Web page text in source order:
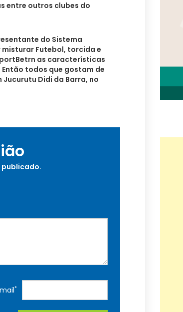
entre outros clubes do
do Sistema
Futebol, torcida e
as características
todos que gostam de
Didi da Barra, no
publicado.
*